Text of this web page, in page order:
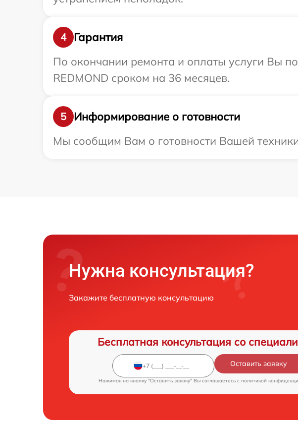
4
Гарантия
По окончании ремонта и оплаты услуги Вы
REDMOND сроком на 36 месяцев.
5
Информирование о готовности
Мы сообщим Вам о готовности Вашей
Нужна консультация?
Закажите бесплатную консультацию
Бесплатная консультация со
Оставить заявку
Нажимая на кнопку "Оставить заявку" Вы соглашаетесь c политикой